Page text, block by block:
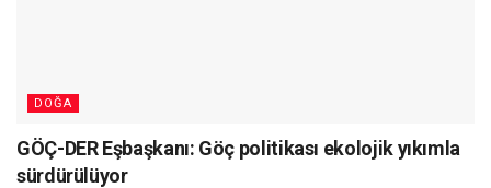
DOĞA
GÖÇ-DER Eşbaşkanı: Göç politikası ekolojik yıkımla
sürdürülüyor